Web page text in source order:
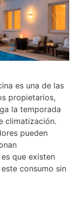
es una de las
propietarios,
la temporada
climatización.
pueden
que existen
consumo sin